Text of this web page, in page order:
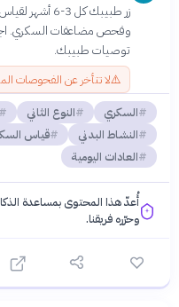
وفحص مضاعفات السكري.
توصيات طبيبك.
⚠️لا تتأخر عن الفحوصات
السكري
النوع الثاني
النشاط البدني
قياس
العادات اليومية
أُعدّ هذا المحتوى بمساعدة
وحرّره فريقنا.